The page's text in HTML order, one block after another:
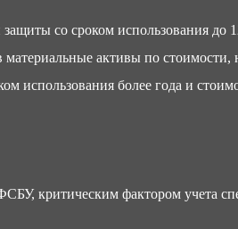
со сроком использования до
активы по стоимости,
использования более года и
критическим фактором учета